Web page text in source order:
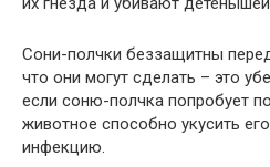
Сони-полчки беззащитны
что они могут сделать – это
если соню-полчка попробует
животное способно укусить
инфекцию.